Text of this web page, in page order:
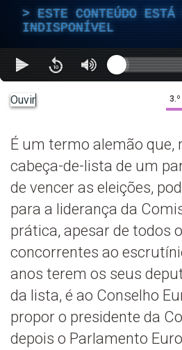
ESTE CONTEÚDO ESTÁ
INDISPONÍVEL
Ouvir 3.º
É um termo alemão que,
cabeça-de-lista de um
de vencer as eleições,
para a liderança da
prática, apesar de todos
concorrentes ao
anos terem os seus
da lista, é ao Conselho
propor o presidente da
depois o Parlamento